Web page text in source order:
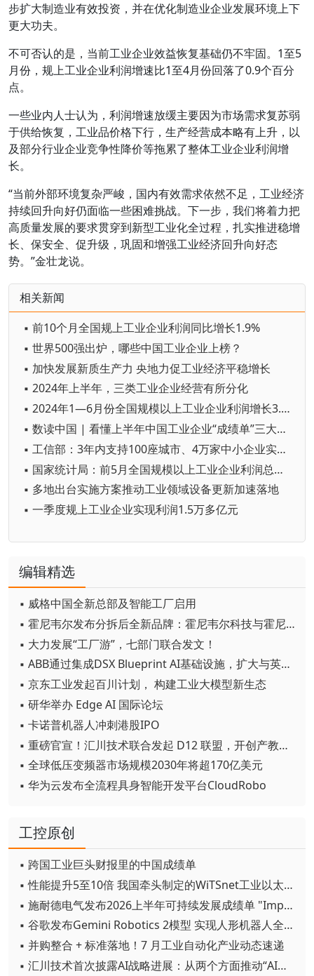
步扩大制造业有效投资，并在优化制造业企业发展环境上下
更大功夫。
不可否认的是，当前工业企业效益恢复基础仍不牢固。1至5
月份，规上工业企业利润增速比1至4月份回落了0.9个百分
点。
一些业内人士认为，利润增速放缓主要因为市场需求复苏弱
于供给恢复，工业品价格下行，生产经营成本略有上升，以
及部分行业企业竞争性降价等拖累了整体工业企业利润增
长。
“当前外部环境复杂严峻，国内有效需求依然不足，工业经济
持续回升向好仍面临一些困难挑战。下一步，我们将着力把
高质量发展的要求贯穿到新型工业化全过程，扎实推进稳增
长、保安全、促升级，巩固和增强工业经济回升向好态
势。”金壮龙说。
相关新闻
▪ 前10个月全国规上工业企业利润同比增长1.9%
▪ 世界500强出炉，哪些中国工业企业上榜？
▪ 加快发展新质生产力 央地力促工业经济平稳增长
▪ 2024年上半年，三类工业企业经营有所分化
▪ 2024年1—6月份全国规模以上工业企业利润增长3.5%
▪ 数读中国 | 看懂上半年中国工业企业“成绩单”三大亮点
▪ 工信部：3年内支持100座城市、4万家中小企业实现数字化转型
▪ 国家统计局：前5月全国规模以上工业企业利润总额27543.8亿元 同比增长3.4%
▪ 多地出台实施方案推动工业领域设备更新加速落地
▪ 一季度规上工业企业实现利润1.5万多亿元
编辑精选
▪ 威格中国全新总部及智能工厂启用
▪ 霍尼韦尔发布分拆后全新品牌：霍尼韦尔科技与霍尼韦尔航空航天
▪ 大力发展“工厂游”，七部门联合发文！
▪ ABB通过集成DSX Blueprint AI基础设施，扩大与英伟达的合作
▪ 京东工业发起百川计划， 构建工业大模型新生态
▪ 研华举办 Edge AI 国际论坛
▪ 卡诺普机器人冲刺港股IPO
▪ 重磅官宣！汇川技术联合发起 D12 联盟，开创产教融合新范式
▪ 全球低压变频器市场规模2030年将超170亿美元
▪ 华为云发布全流程具身智能开发平台CloudRobo
工控原创
▪ 跨国工业巨头财报里的中国成绩单
▪ 性能提升5至10倍 我国牵头制定的WiTSnet工业以太网国际标准正式发布
▪ 施耐德电气发布2026上半年可持续发展成绩单 "Impact 2030"路线图开局稳健
▪ 谷歌发布Gemini Robotics 2模型 实现人形机器人全身智能控制突破
▪ 并购整合 + 标准落地！7 月工业自动化产业动态速递
▪ 汇川技术首次披露AI战略进展：从两个方面推动“AI业务化”落地